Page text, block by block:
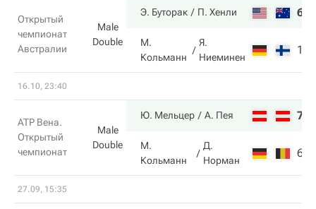
Открытый
чемпионат
Австралии
Male
Double
Э. Буторак П. Хенли 6
М.
Кольманн
Я.
Ниеминен
1
16.10, 23:40
ATP Вена.
Открытый
чемпионат
Male
Double
Ю. Мельцер А. Пея 7
М.
Кольманн
Д.
Норман
6
27.09, 15:35